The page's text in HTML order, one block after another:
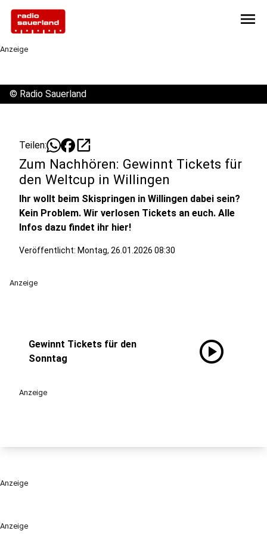
menu
Anzeige
Anzeige
© Radio Sauerland
Teilen: open_in_new
Zum Nachhören: Gewinnt Tickets für
den Weltcup in Willingen
Ihr wollt beim Skispringen in Willingen dabei sein?
Kein Problem. Wir verlosen Tickets an euch. Alle
Infos dazu findet ihr hier!
Veröffentlicht: Montag, 26.01.2026 08:30
Anzeige
Gewinnt Tickets für den
Sonntag
play_circle
Anzeige
Anzeige